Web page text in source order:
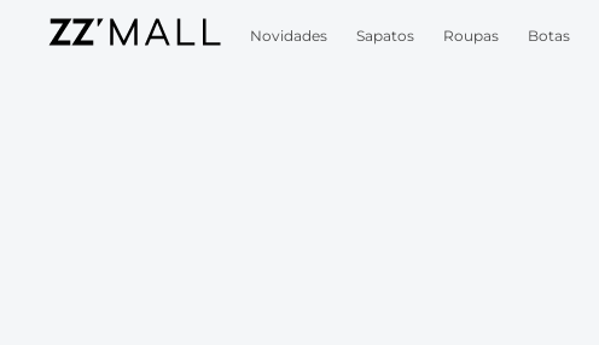
Novidades Sapatos Roupas Botas